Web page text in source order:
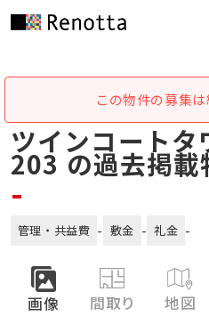
この物件の募集は
ツインコートタ
203 の過去掲載
-
管理・共益費 - 敷金 - 礼金 -
画像 間取り 地図